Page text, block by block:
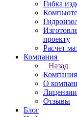
Гибка
проекту
Расчет
Компания
Назад
Компания
О
Лицензии
Отзывы
Блог